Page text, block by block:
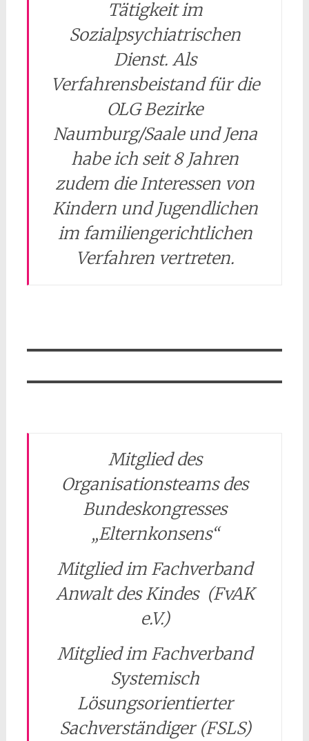
Tätigkeit im
Sozialpsychiatrischen
Dienst. Als
Verfahrensbeistand für die
OLG Bezirke
Naumburg/Saale und Jena
habe ich seit 8 Jahren
zudem die Interessen von
Kindern und Jugendlichen
im familiengerichtlichen
Verfahren vertreten.
Mitglied des
Organisationsteams des
Bundeskongresses
„Elternkonsens“
Mitglied im Fachverband
Anwalt des Kindes (FvAK
e.V.)
Mitglied im Fachverband
Systemisch
Lösungsorientierter
Sachverständiger (FSLS)